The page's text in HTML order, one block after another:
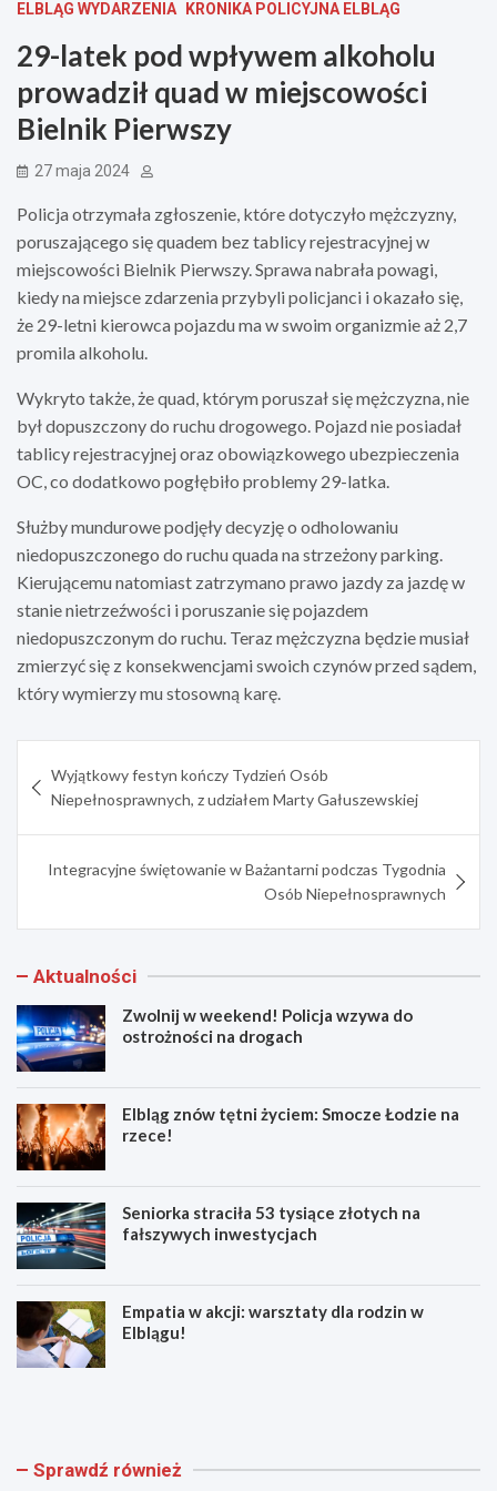
ELBLĄG WYDARZENIA KRONIKA POLICYJNA ELBLĄG
29-latek pod wpływem alkoholu
prowadził quad w miejscowości
Bielnik Pierwszy
27 maja 2024
Policja otrzymała zgłoszenie, które dotyczyło mężczyzny,
poruszającego się quadem bez tablicy rejestracyjnej w
miejscowości Bielnik Pierwszy. Sprawa nabrała powagi,
kiedy na miejsce zdarzenia przybyli policjanci i okazało się,
że 29-letni kierowca pojazdu ma w swoim organizmie aż 2,7
promila alkoholu.
Wykryto także, że quad, którym poruszał się mężczyzna, nie
był dopuszczony do ruchu drogowego. Pojazd nie posiadał
tablicy rejestracyjnej oraz obowiązkowego ubezpieczenia
OC, co dodatkowo pogłębiło problemy 29-latka.
Służby mundurowe podjęły decyzję o odholowaniu
niedopuszczonego do ruchu quada na strzeżony parking.
Kierującemu natomiast zatrzymano prawo jazdy za jazdę w
stanie nietrzeźwości i poruszanie się pojazdem
niedopuszczonym do ruchu. Teraz mężczyzna będzie musiał
zmierzyć się z konsekwencjami swoich czynów przed sądem,
który wymierzy mu stosowną karę.
wpisu
Wyjątkowy festyn kończy Tydzień Osób
Niepełnosprawnych, z udziałem Marty Gałuszewskiej
Integracyjne świętowanie w Bażantarni podczas Tygodnia
Osób Niepełnosprawnych
Aktualności
Zwolnij w weekend! Policja wzywa do
ostrożności na drogach
Elbląg znów tętni życiem: Smocze Łodzie na
rzece!
Seniorka straciła 53 tysiące złotych na
fałszywych inwestycjach
Empatia w akcji: warsztaty dla rodzin w
Elblągu!
Z
i
E
g Sprawdź również